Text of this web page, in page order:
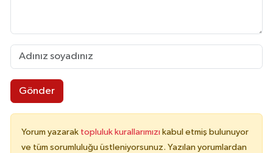
Gönder
Yorum yazarak topluluk kurallarımızı kabul etmiş bulunuyor
ve tüm sorumluluğu üstleniyorsunuz. Yazılan yorumlardan